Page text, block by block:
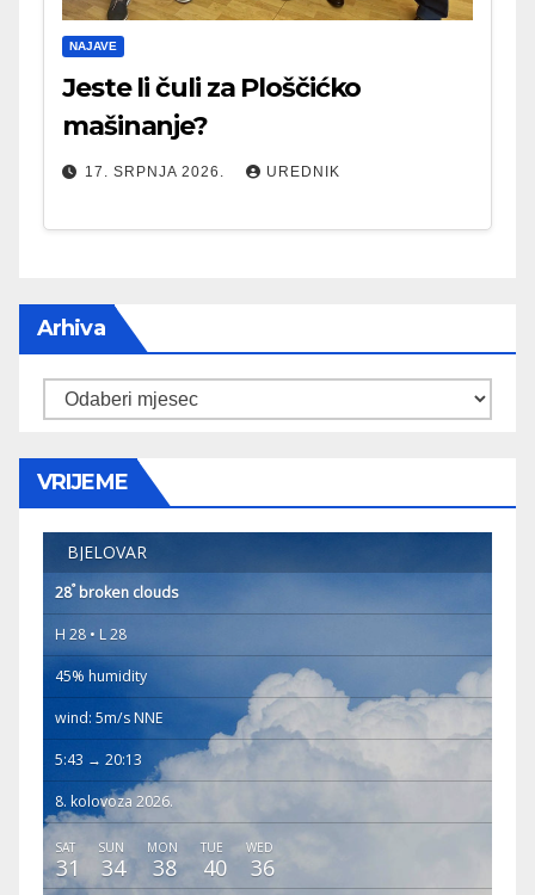
NAJAVE
Jeste li čuli za Ploščićko
mašinanje?
17. SRPNJA 2026. UREDNIK
Arhiva
Arhiva
VRIJEME
BJELOVAR
28°broken clouds
H 28 • L 28
45% humidity
wind: 5m/s NNE
5:43 → 20:13
8. kolovoza 2026.
SAT
31
SUN
34
MON
38
TUE
40
WED
36